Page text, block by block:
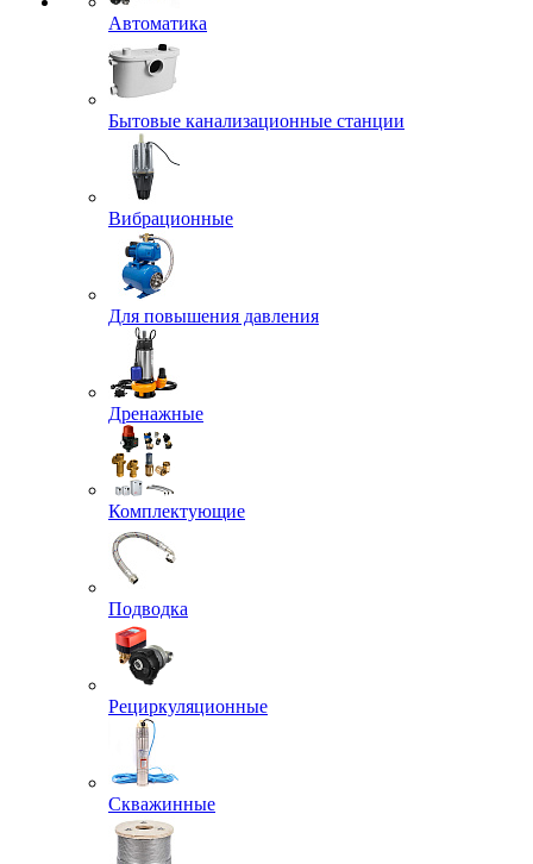
Автоматика
Бытовые канализационные станции
Вибрационные
Для повышения давления
Дренажные
Комплектующие
Подводка
Рециркуляционные
Скважинные